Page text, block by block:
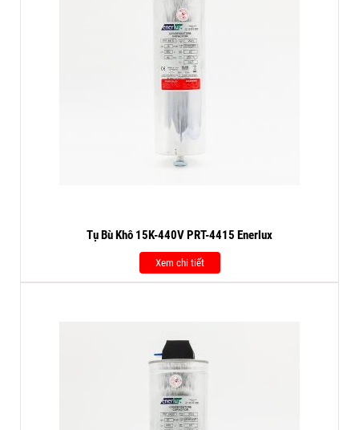
Tụ Bù Khô 15K-440V PRT-4415 Enerlux
Xem chi tiết